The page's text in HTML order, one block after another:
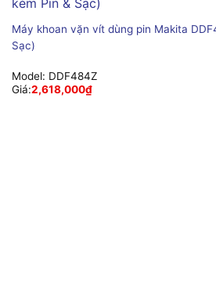
Máy khoan vặn vít dùng pin Makita
Sạc)
Model: DDF484Z
Giá:2,618,000₫